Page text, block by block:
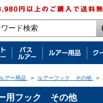
ルアー用品 > ルアーフック その他 >
用フック その他